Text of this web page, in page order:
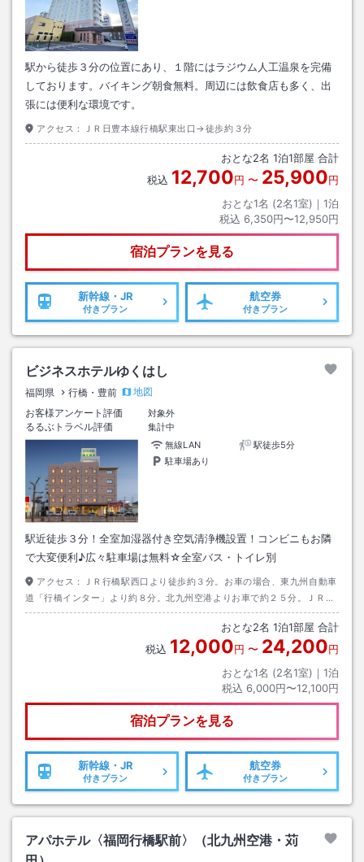
駅から徒歩３分の位置にあり、１階にはラジウム人工温泉を完備
しております。バイキング朝食無料。周辺には飲食店も多く、出
張には便利な環境です。
アクセス： ＪＲ日豊本線行橋駅東出口→徒歩約３分
おとな2名 1泊1部屋 合計
税込 12,700円 〜 25,900円
おとな1名 (2名1室)｜ 1泊
税込 6,350円〜12,950円
宿泊プランを見る
新幹線・JR
付きプラン
航空券
付きプラン
ビジネスホテルゆくはし
福岡県 行橋・豊前
地図
お客様アンケート評価
対象外
るるぶトラベル評価
集計中
無線LAN
駅徒歩5分
駐車場あり
駅近徒歩３分！全室加湿器付き空気清浄機設置！コンビニもお隣
で大変便利♪広々駐車場は無料☆全室バス・トイレ別
アクセス：
ＪＲ行橋駅西口より徒歩約３分。お車の場合、東九州自動車
道「行橋インター」より約８分。北九州空港よりお車で約２５分。ＪＲ小
倉より、行橋駅まで約15分（ＪＲソニック）
おとな2名 1泊1部屋 合計
税込 12,000円 〜 24,200円
おとな1名 (2名1室)｜ 1泊
税込 6,000円〜12,100円
宿泊プランを見る
新幹線・JR
付きプラン
航空券
付きプラン
アパホテル〈福岡行橋駅前〉（北九州空港・苅